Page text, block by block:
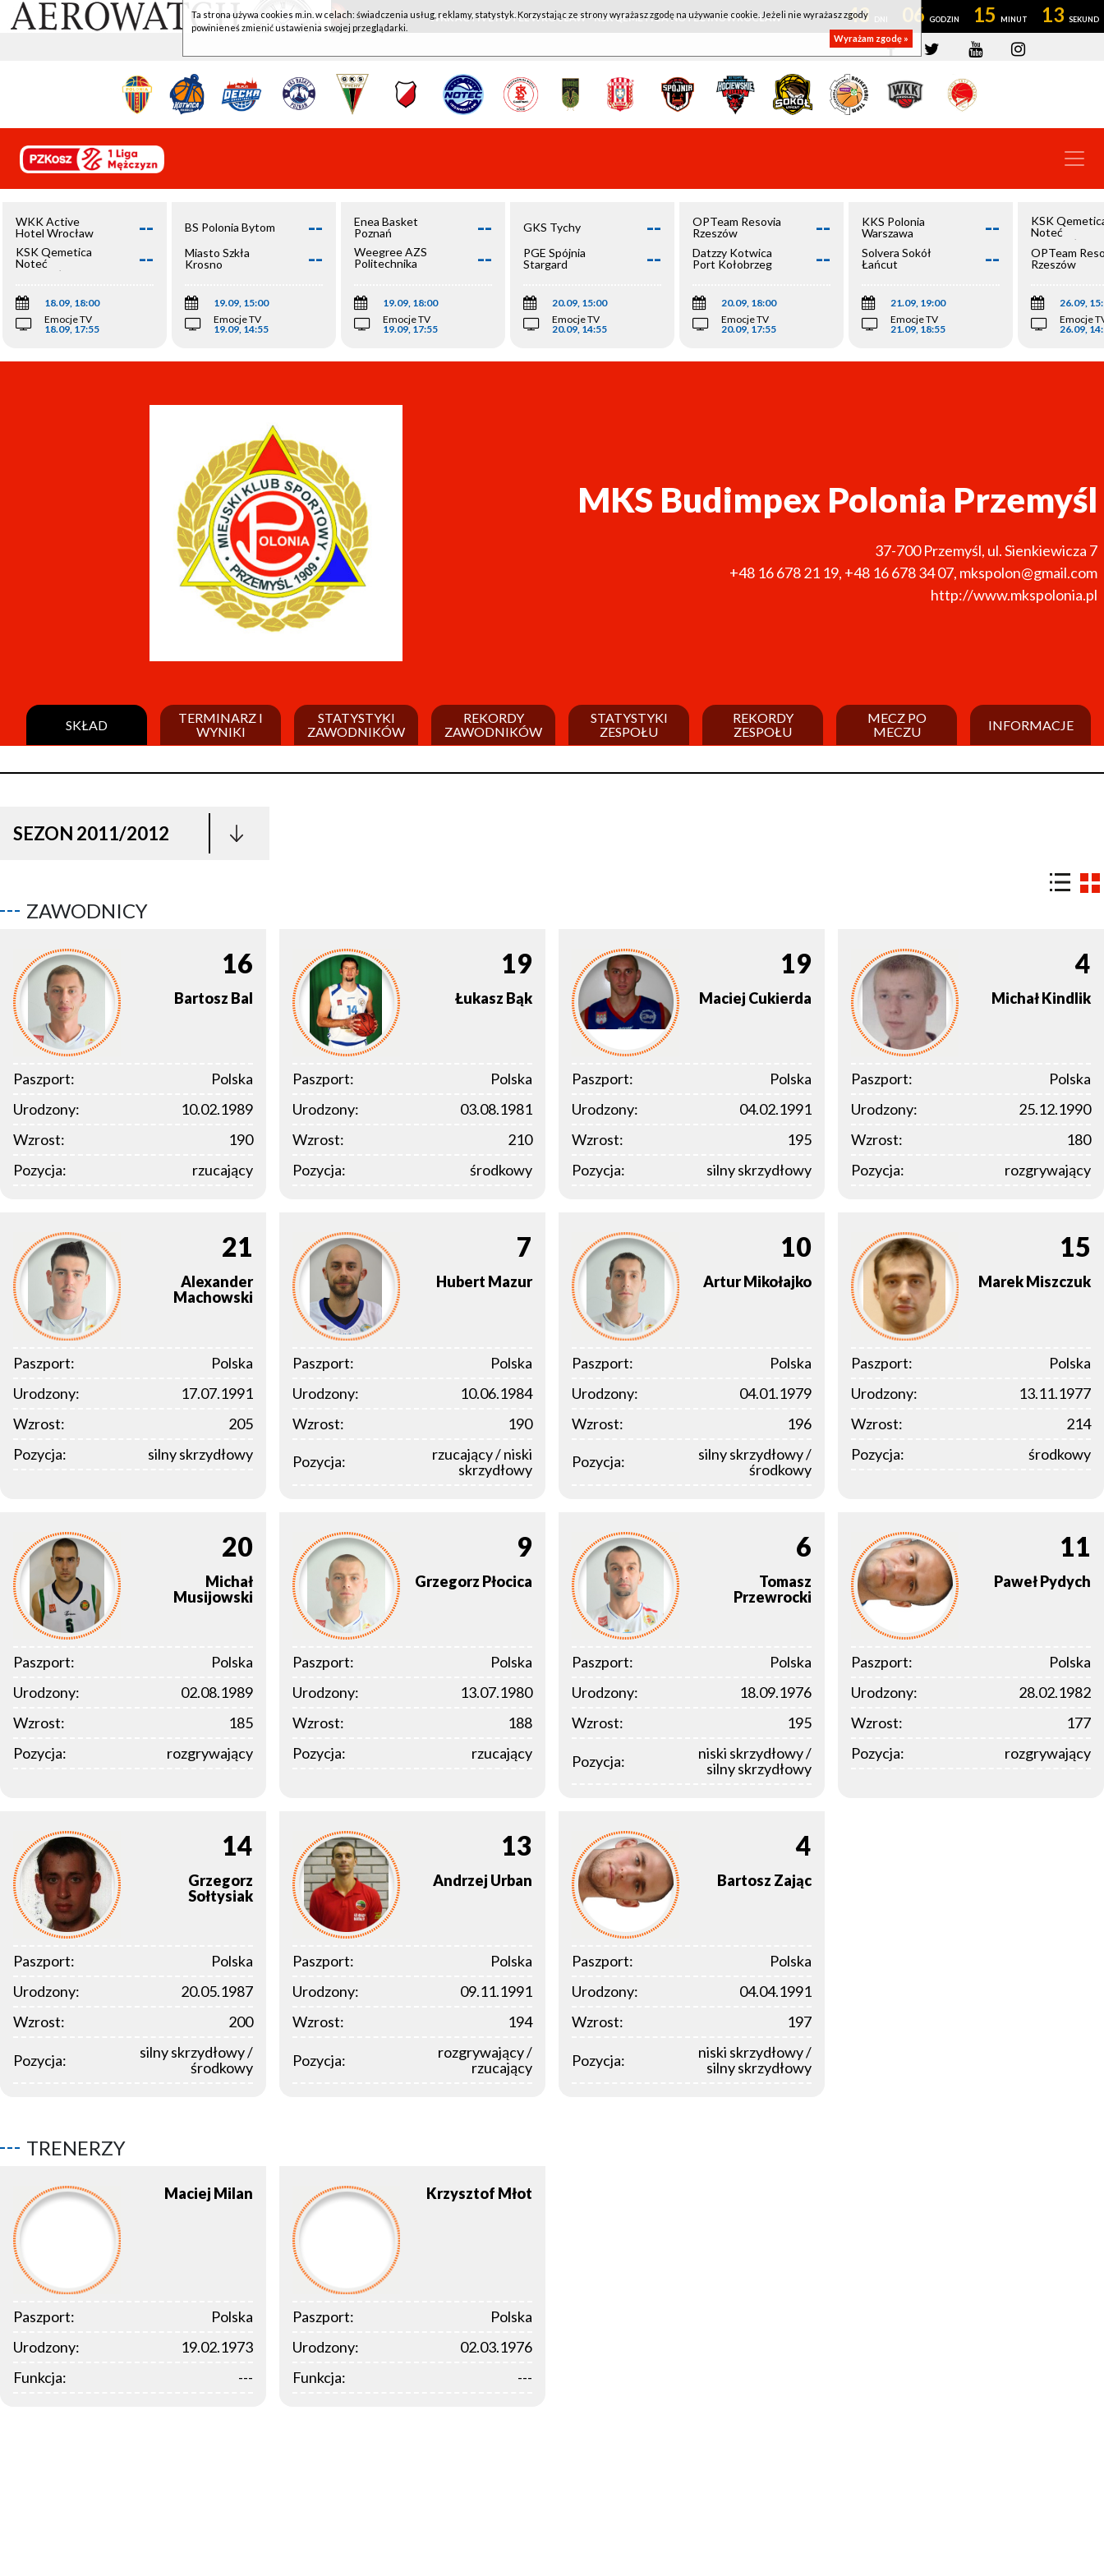
WKK ACTIVE HOTEL WROCŁAW - KSK QEMETICA NOTEĆ INOWROCŁAW 43 06 15 12
WKK Active
Hotel Wrocław
--
KSK Qemetica
Noteć
Inowrocław
--
18.09, 18:00
Emocje TV
18.09, 17:55
BS Polonia Bytom --
Miasto Szkła
Krosno
--
19.09, 15:00
Emocje TV
19.09, 14:55
Enea Basket
Poznań
--
Weegree AZS
Politechnika
--
19.09, 18:00
Emocje TV
19.09, 17:55
GKS Tychy --
PGE Spójnia
Stargard
--
20.09, 15:00
Emocje TV
20.09, 14:55
OPTeam Resovia
Rzeszów
--
Datzzy Kotwica
Port Kołobrzeg
--
20.09, 18:00
Emocje TV
20.09, 17:55
KKS Polonia
Warszawa
--
Solvera Sokół
Łańcut
--
21.09, 19:00
Emocje TV
21.09, 18:55
KSK
Noteć
Inowrocław
OPTeam
Rzeszów
26.09,
Emocje
26.09,
MKS Budimpex Polonia Przemyśl
37-700 Przemyśl, ul. Sienkiewicza 7
+48 16 678 21 19, +48 16 678 34 07, mkspolon@gmail.com
http://www.mkspolonia.pl
SKŁAD
TERMINARZ I
WYNIKI
STATYSTYKI
ZAWODNIKÓW
REKORDY
ZAWODNIKÓW
STATYSTYKI
ZESPOŁU
REKORDY
ZESPOŁU
MECZ PO
MECZU
INFORMACJE
SEZON 2011/2012
ZAWODNICY
16
Bartosz Bal
Paszport:
Polska
Urodzony:
10.02.1989
Wzrost:
190
Pozycja:
rzucający
19
Łukasz Bąk
Paszport:
Polska
Urodzony:
03.08.1981
Wzrost:
210
Pozycja:
środkowy
19
Maciej Cukierda
Paszport:
Polska
Urodzony:
04.02.1991
Wzrost:
195
Pozycja:
silny skrzydłowy
4
MichałKindlik
Paszport:
Polska
Urodzony:
25.12.1990
Wzrost:
180
Pozycja:
rozgrywający
21
Alexander
Machowski
Paszport:
Polska
Urodzony:
17.07.1991
Wzrost:
205
Pozycja:
silny skrzydłowy
7
Hubert Mazur
Paszport:
Polska
Urodzony:
10.06.1984
Wzrost:
190
Pozycja:
rzucający / niski
skrzydłowy
10
ArturMikołajko
Paszport:
Polska
Urodzony:
04.01.1979
Wzrost:
196
Pozycja:
silny skrzydłowy /
środkowy
15
MarekMiszczuk
Paszport:
Polska
Urodzony:
13.11.1977
Wzrost:
214
Pozycja:
środkowy
20
Michał
Musijowski
Paszport:
Polska
Urodzony:
02.08.1989
Wzrost:
185
Pozycja:
rozgrywający
9
Grzegorz Płocica
Paszport:
Polska
Urodzony:
13.07.1980
Wzrost:
188
Pozycja:
rzucający
6
Tomasz
Przewrocki
Paszport:
Polska
Urodzony:
18.09.1976
Wzrost:
195
Pozycja:
niski skrzydłowy /
silny skrzydłowy
11
PawełPydych
Paszport:
Polska
Urodzony:
28.02.1982
Wzrost:
177
Pozycja:
rozgrywający
14
Grzegorz
Sołtysiak
Paszport:
Polska
Urodzony:
20.05.1987
Wzrost:
200
Pozycja:
silny skrzydłowy /
środkowy
13
Andrzej Urban
Paszport:
Polska
Urodzony:
09.11.1991
Wzrost:
194
Pozycja:
rozgrywający /
rzucający
4
Bartosz Zając
Paszport:
Polska
Urodzony:
04.04.1991
Wzrost:
197
Pozycja:
niski skrzydłowy /
silny skrzydłowy
TRENERZY
Maciej Milan
Paszport:
Polska
Urodzony:
19.02.1973
Funkcja:
---
Krzysztof Młot
Paszport:
Polska
Urodzony:
02.03.1976
Funkcja:
---
Ta strona używa cookies m.in. w celach: świadczenia usług, reklamy, statystyk. Korzystając ze strony wyrażasz zgodę na używanie cookie. Jeżeli nie wyrażasz zgody
powinieneś zmienić ustawienia swojej przeglądarki.
Wyrażam zgodę »